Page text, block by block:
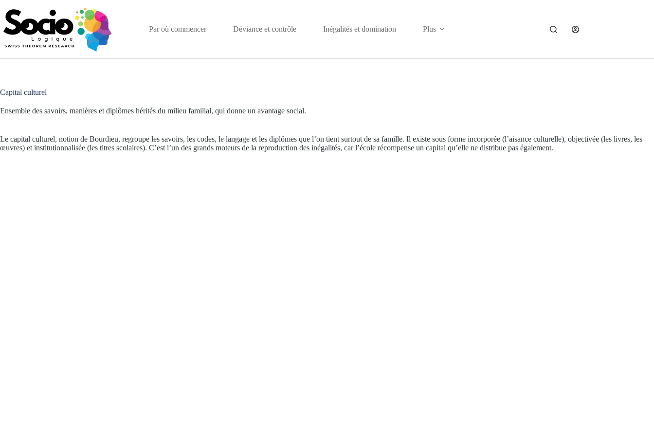
au
contenu
Par où commencer
Déviance et contrôle Inégalités et domination Plus
Capital culturel
Ensemble des savoirs, manières et diplômes hérités du milieu familial, qui donne un avantage social.
Le capital culturel, notion de Bourdieu, regroupe les savoirs, les codes, le langage et les diplômes que l’on tient surtout de sa famille. Il existe sous forme incorporée (l’aisance culturelle), objectivée (les livres, les
œuvres) et institutionnalisée (les titres scolaires). C’est l’un des grands moteurs de la reproduction des inégalités, car l’école récompense un capital qu’elle ne distribue pas également.